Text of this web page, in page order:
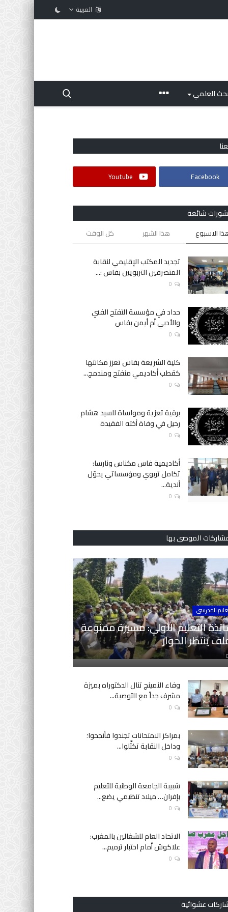
العربية
العلمي
Facebook
Youtube
شائعة
الاسبوع هذا الشهر كل الوقت
تجديد المكتب الإقليمي لنقابة
المتصرفين التربويين بفاس :...
0
حداد في مؤسسة التفتح الفني
والأدبي أم أيمن بفاس
0
كلية الشريعة بفاس تعزز مكانتها
كقطب أكاديمي منفتح ومندمج...
0
برقية تعزية ومواساة للسيد هشام
رحيل في وفاة أخته الفقيدة
0
أكاديمية فاس مكناس ونارسا:
تكامل تربوي ومؤسساتي يحوّل
أندية...
0
الموصى بها
المدرسي
التعليم الأولي: مسيرة ممنوعة
ينتظر الحوار
0
وفاء النمينج تنال الدكتوراه بميزة
مشرف جداً مع التوصية...
0
بمراكز الامتحانات تجندوا فأنجحوا؛
وداخل النقابة تكثّلوا...
0
شبيبة الجامعة الوطنية للتعليم
بإفران… ميلاد تنظيمي يضع...
0
الاتحاد العام للشغالين بالمغرب:
علاكوش أمام اختبار ترميم...
0
عشوائية